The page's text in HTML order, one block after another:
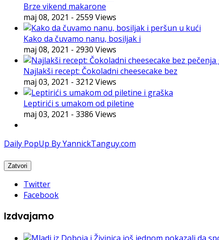
Brze vikend makarone
maj 08, 2021 - 2559 Views
Kako da čuvamo nanu, bosiljak i
maj 08, 2021 - 2930 Views
Najlakši recept: Čokoladni cheesecake bez
maj 03, 2021 - 3212 Views
Leptirići s umakom od piletine
maj 03, 2021 - 3386 Views
Daily PopUp By YannickTanguy.com
Twitter
Facebook
Izdvajamo